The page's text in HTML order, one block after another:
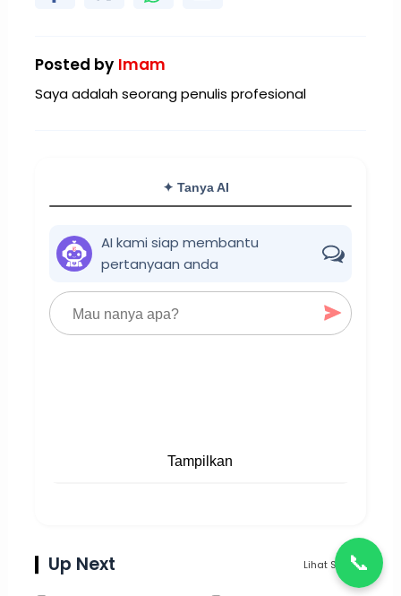
📞
Posted by Imam
Saya adalah seorang penulis profesional
✦ Tanya AI
AI kami siap membantu
pertanyaan anda
Tampilkan
Up Next Lihat Semua